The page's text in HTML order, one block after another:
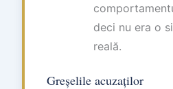
deci nu era o
reală.
Greșelile acuzaților